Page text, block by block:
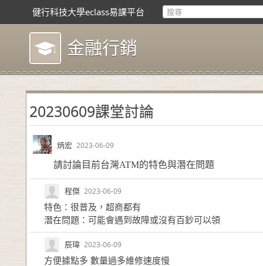
健行科技大學eclass易課平台
金融行銷
20230609課堂討論
炳宏 2023-06-09
請討論目前台灣ATM的特色與潛在問題
程傑 2023-06-09
特色：很普及，超商都有
潛在問題：可能會遇到故障或沒有百鈔可以領
辰瑋 2023-06-09
方便據點多 數量過多維修速度慢